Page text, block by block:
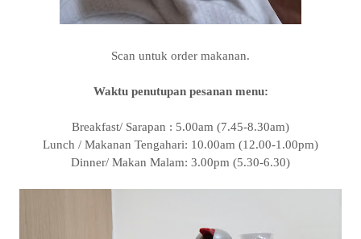
Scan untuk order makanan.
Waktu penutupan pesanan menu:
Breakfast/ Sarapan : 5.00am (7.45-8.30am)
Lunch / Makanan Tengahari: 10.00am (12.00-1.00pm)
Dinner/ Makan Malam: 3.00pm (5.30-6.30)